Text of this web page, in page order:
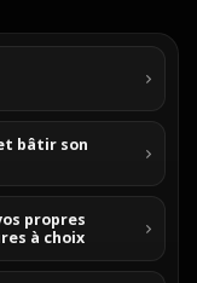
bâtir son
propres
à choix